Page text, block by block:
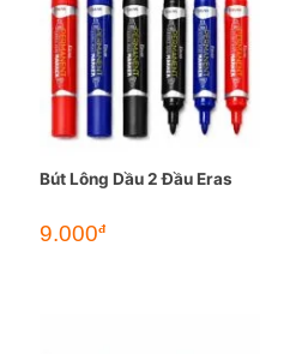
Bút Lông Dầu 2 Đầu Eras
9.000đ